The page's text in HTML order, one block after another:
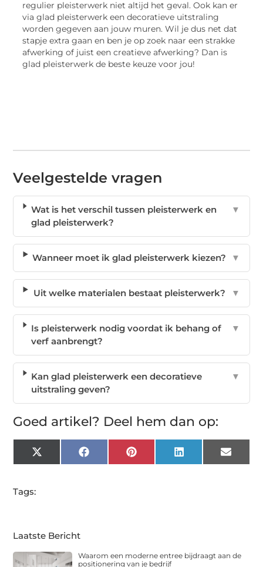
regulier pleisterwerk niet altijd het geval. Ook kan er
via glad pleisterwerk een decoratieve uitstraling
worden gegeven aan jouw muren. Wil je dus net dat
stapje extra gaan en ben je op zoek naar een strakke
afwerking of juist een creatieve afwerking? Dan is
glad pleisterwerk de beste keuze voor jou!
Veelgestelde vragen
Wat is het verschil tussen pleisterwerk en
glad pleisterwerk?
▼
Wanneer moet ik glad pleisterwerk kiezen? ▼
Uit welke materialen bestaat pleisterwerk? ▼
Is pleisterwerk nodig voordat ik behang of
verf aanbrengt?
▼
Kan glad pleisterwerk een decoratieve
uitstraling geven?
▼
Goed artikel? Deel hem dan op:
X
(Twitter)
FacebookPinterest LinkedIn Email
Tags:
Laatste Bericht
Waarom een moderne entree bijdraagt aan de
positionering van je bedrijf